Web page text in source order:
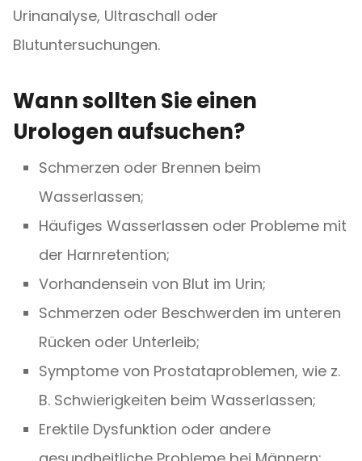
Urinanalyse, Ultraschall oder
Blutuntersuchungen.
Wann sollten Sie einen
Urologen aufsuchen?
Schmerzen oder Brennen beim
Wasserlassen;
Häufiges Wasserlassen oder Probleme mit
der Harnretention;
Vorhandensein von Blut im Urin;
Schmerzen oder Beschwerden im unteren
Rücken oder Unterleib;
Symptome von Prostataproblemen, wie z.
B. Schwierigkeiten beim Wasserlassen;
Erektile Dysfunktion oder andere